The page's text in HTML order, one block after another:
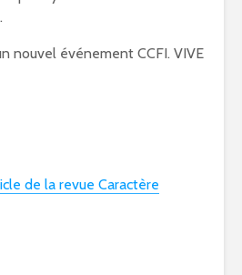
nouvel événement CCFI. VIVE
de la revue Caractère